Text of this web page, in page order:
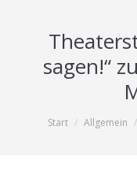
sagen!“
Sie befinden sich hier:
Start Allgemein